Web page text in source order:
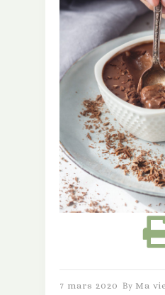
7 mars 2020 By Ma